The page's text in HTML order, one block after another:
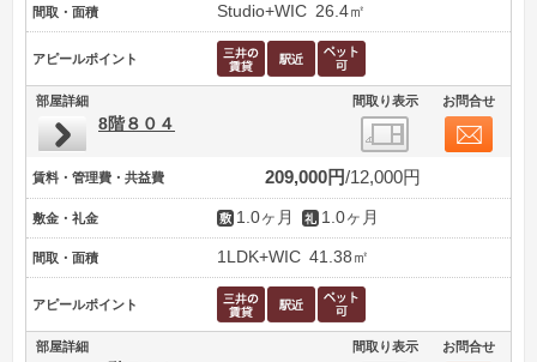
間取・面積 Studio+WIC 26.4㎡
アピールポイント
部屋詳細 間取り表示 お問合せ
8階８０４
賃料・管理費・共益費 209,000円 12,000円
敷金・礼金 1.0ヶ月 1.0ヶ月
間取・面積 1LDK+WIC 41.38㎡
アピールポイント
部屋詳細 間取り表示 お問合せ